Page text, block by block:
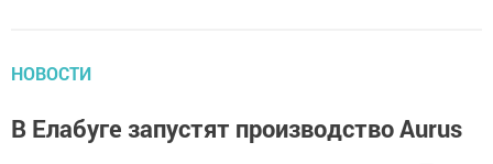
НОВОСТИ
В Елабуге запустят производство Aurus